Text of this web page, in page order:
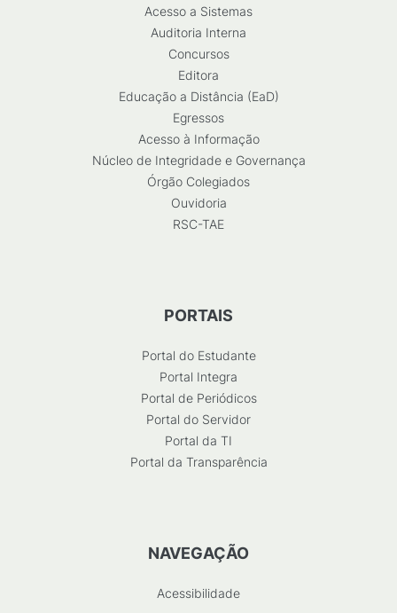
Acesso a Sistemas
Auditoria Interna
Concursos
Editora
Educação a Distância (EaD)
Egressos
Acesso à Informação
Núcleo de Integridade e Governança
Órgão Colegiados
Ouvidoria
RSC-TAE
PORTAIS
Portal do Estudante
Portal Integra
Portal de Periódicos
Portal do Servidor
Portal da TI
Portal da Transparência
NAVEGAÇÃO
Acessibilidade